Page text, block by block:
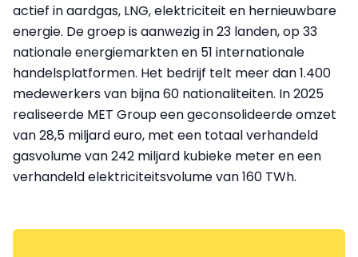
actief in aardgas, LNG, elektriciteit en hernieuwbare
energie. De groep is aanwezig in 23 landen, op 33
nationale energiemarkten en 51 internationale
handelsplatformen. Het bedrijf telt meer dan 1.400
medewerkers van bijna 60 nationaliteiten. In 2025
realiseerde MET Group een geconsolideerde omzet
van 28,5 miljard euro, met een totaal verhandeld
gasvolume van 242 miljard kubieke meter en een
verhandeld elektriciteitsvolume van 160 TWh.